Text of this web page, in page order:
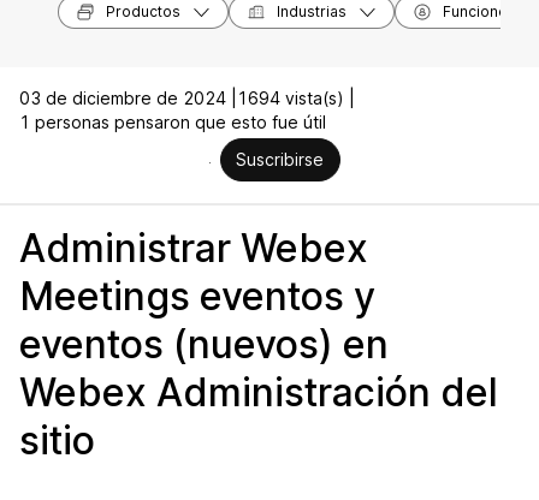
Productos Industrias Funciones
03 de diciembre de 2024 |
1694 vista(s) |
1 personas pensaron que esto fue útil
Suscribirse
Administrar Webex
Meetings eventos y
eventos (nuevos) en
Webex Administración del
sitio